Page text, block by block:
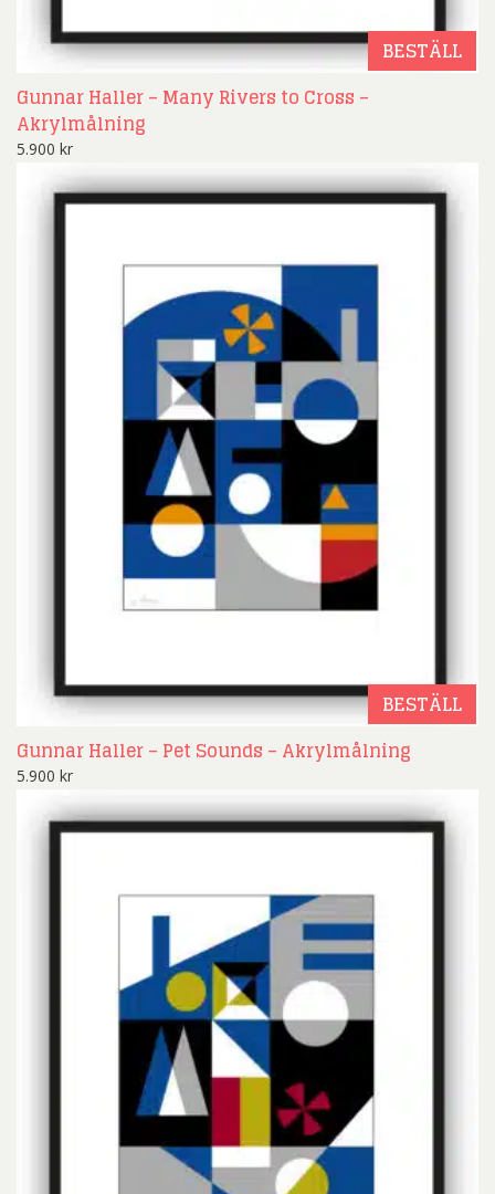
BESTÄLL
Gunnar Haller – Many Rivers to Cross –
Akrylmålning
5.900 kr
BESTÄLL
Gunnar Haller – Pet Sounds – Akrylmålning
5.900 kr